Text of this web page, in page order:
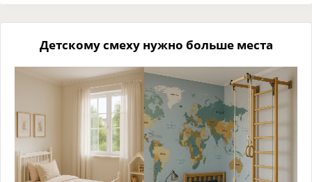
Детскому смеху нужно больше места